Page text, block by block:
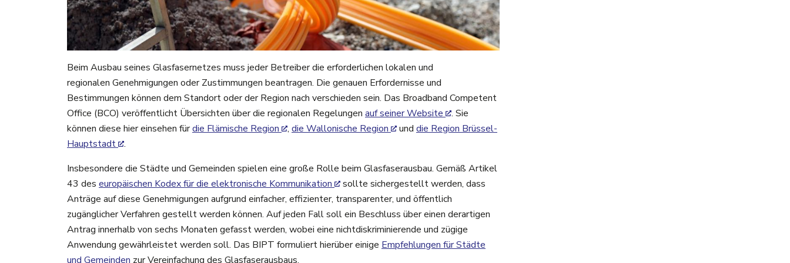
Beim Ausbau seines Glasfasernetzes muss jeder Betreiber die erforderlichen lokalen und
regionalen Genehmigungen oder Zustimmungen beantragen. Die genauen Erfordernisse und
Bestimmungen können dem Standort oder der Region nach verschieden sein. Das Broadband Competent
Office (BCO) veröffentlicht Übersichten über die regionalen Regelungen auf seiner Website
. Sie
können diese hier einsehen fürdie Flämische Region , die Wallonische Region und die Region Brüssel-
Hauptstadt
.
Insbesondere die Städte und Gemeinden spielen eine große Rolle beim Glasfaserausbau. Gemäß Artikel
43 des europäischen Kodex für die elektronische Kommunikation
sollte sichergestellt werden, dass
Anträge auf diese Genehmigungen aufgrund einfacher, effizienter, transparenter, und öffentlich
zugänglicher Verfahren gestellt werden können. Auf jeden Fall soll ein Beschluss über einen derartigen
Antrag innerhalb von sechs Monaten gefasst werden, wobei eine nichtdiskriminierende und zügige
Anwendung gewährleistet werden soll. Das BIPT formuliert hierüber einige Empfehlungen für Städte
und Gemeinden zur Vereinfachung des Glasfaserausbaus.